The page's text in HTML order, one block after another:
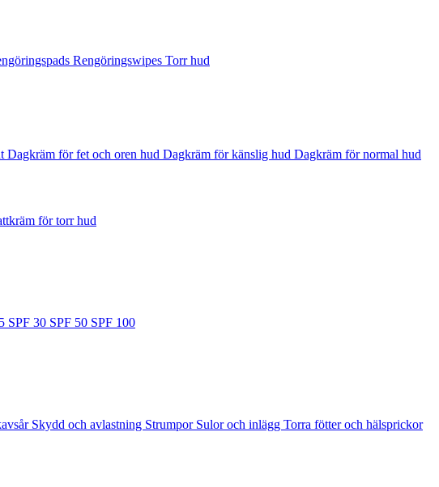
Rengöringswipes Torr hud
Dagkräm för fet och oren hud Dagkräm för känslig hud Dagkräm för normal hud
för torr hud
SPF 30 SPF 50 SPF 100
Skydd och avlastning Strumpor Sulor och inlägg Torra fötter och hälsprickor